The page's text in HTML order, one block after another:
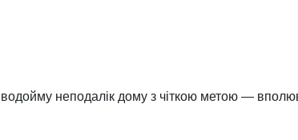
неподалік дому з чіткою метою —